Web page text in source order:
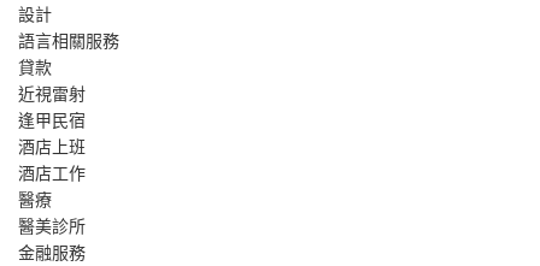
設計
語言相關服務
貸款
近視雷射
逢甲民宿
酒店上班
酒店工作
醫療
醫美診所
金融服務